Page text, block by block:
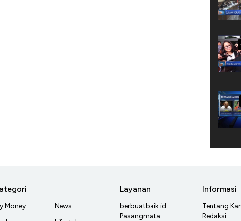
Money
News
Layanan
berbuatbaik.id
Pasangmata
Informasi
Tentang
Redaksi